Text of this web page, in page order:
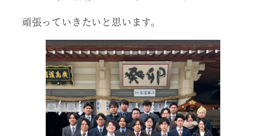
頑張っていきたいと思います。